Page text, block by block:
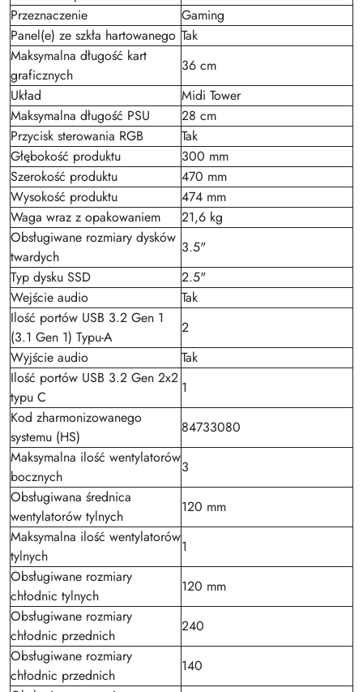
Przeznaczenie
Gaming
Panel(e) ze szkła hartowanego Tak
Maksymalna długość kart
graficznych
36 cm
Układ
Midi Tower
Maksymalna długość PSU
28 cm
Przycisk sterowania RGB
Tak
Głębokość produktu
300 mm
Szerokość produktu
470 mm
Wysokość produktu
474 mm
Waga wraz z opakowaniem
21,6 kg
Obsługiwane rozmiary dysków
twardych
3.5"
Typ dysku SSD
2.5"
Wejście audio
Tak
Ilość portów USB 3.2 Gen 1
(3.1 Gen 1) Typu-A
2
Wyjście audio
Tak
Ilość portów USB 3.2 Gen 2x2
typu C
1
Kod zharmonizowanego
systemu (HS)
84733080
Maksymalna ilość wentylatorów
bocznych
3
Obsługiwana średnica
wentylatorów tylnych
120 mm
Maksymalna ilość wentylatorów
tylnych
1
Obsługiwane rozmiary
chłodnic tylnych
120 mm
Obsługiwane rozmiary
chłodnic przednich
240
Obsługiwane rozmiary
chłodnic przednich
140